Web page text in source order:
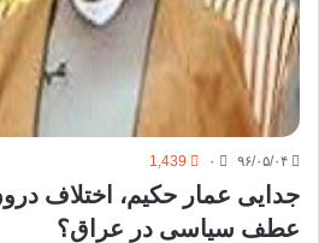
۹۶/۰۵/۰۴ ۰ 1,439
جدایی عمار حکیم، اختلاف
عطف سیاسی در عراق؟